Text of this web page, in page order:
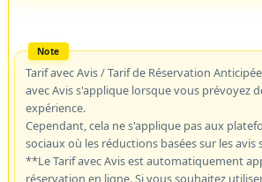
Tarif avec Avis / Tarif de Réservation
avec Avis s'applique lorsque vous prévoyez
expérience.
Cependant, cela ne s'applique pas aux
sociaux où les réductions basées sur les
**Le Tarif avec Avis est automatiquement
réservation en ligne. Si vous souhaitez